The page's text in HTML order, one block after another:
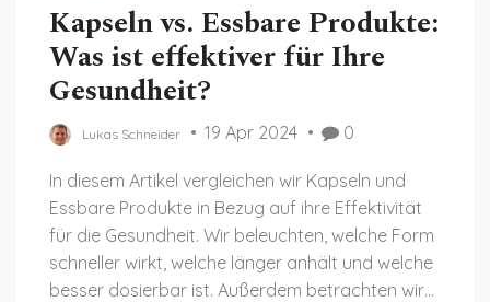
Kapseln vs. Essbare Produkte:
Was ist effektiver für Ihre
Gesundheit?
Lukas Schneider 19 Apr 2024 0
In diesem Artikel vergleichen wir Kapseln und
Essbare Produkte in Bezug auf ihre Effektivität
für die Gesundheit. Wir beleuchten, welche Form
schneller wirkt, welche länger anhält und welche
besser dosierbar ist. Außerdem betrachten wir